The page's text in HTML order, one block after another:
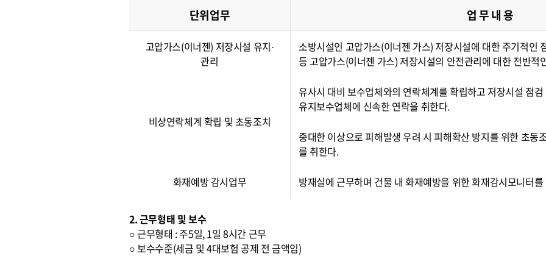
단위업무 업 무 내 용
고압가스(이너젠) 저장시설 유지·
관리
소방시설인 고압가스(이너젠 가스) 저장시설에 대한 주기적인
등 고압가스(이너젠 가스) 저장시설의 안전관리에 대한 전반적
비상연락체계 확립 및 초동조치
유사시 대비 보수업체와의 연락체계를 확립하고 저장시설 점
유지보수업체에 신속한 연락을 취한다.
중대한 이상으로 피해발생 우려 시 피해확산 방지를 위한 초동
를 취한다.
화재예방 감시업무 방재실에 근무하며 건물 내 화재예방을 위한 화재감시모니터
2. 근무형태 및 보수
○ 근무형태 : 주5일, 1일 8시간 근무
○ 보수수준(세금 및 4대보험 공제 전 금액임)